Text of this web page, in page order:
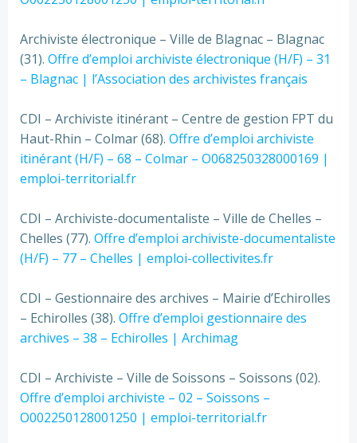
Archiviste électronique – Ville de Blagnac – Blagnac
(31). Offre d’emploi archiviste électronique (H/F) – 31
– Blagnac | l’Association des archivistes français
CDI – Archiviste itinérant – Centre de gestion FPT du
Haut-Rhin – Colmar (68). Offre d’emploi archiviste
itinérant (H/F) – 68 – Colmar – O068250328000169 |
emploi-territorial.fr
CDI – Archiviste-documentaliste – Ville de Chelles –
Chelles (77). Offre d’emploi archiviste-documentaliste
(H/F) – 77 – Chelles | emploi-collectivites.fr
CDI – Gestionnaire des archives – Mairie d’Echirolles
– Echirolles (38). Offre d’emploi gestionnaire des
archives – 38 – Echirolles | Archimag
CDI – Archiviste – Ville de Soissons – Soissons (02).
Offre d’emploi archiviste – 02 – Soissons –
O002250128001250 | emploi-territorial.fr